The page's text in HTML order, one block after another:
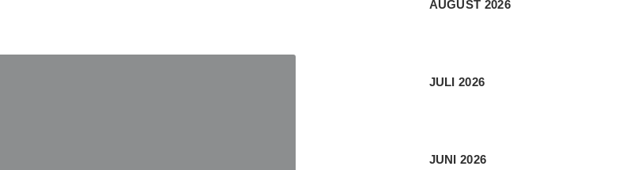
AUGUST 2026
JULI 2026
JUNI 2026